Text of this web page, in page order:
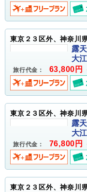
東京２３区外、神奈川
露
大
旅行代金： 63,800円
東京２３区外、神奈川
露
大
旅行代金： 76,800円
東京２３区外、神奈川